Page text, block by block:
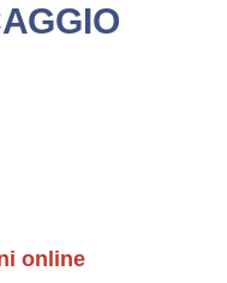
online